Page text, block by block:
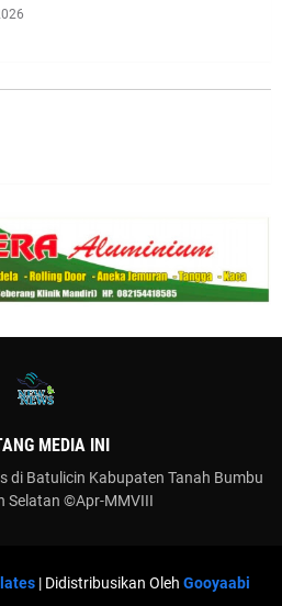
MEDIA INI
di Batulicin Kabupaten Tanah Bumbu
Selatan ©Apr-MMVIII
| Didistribusikan Oleh Gooyaabi